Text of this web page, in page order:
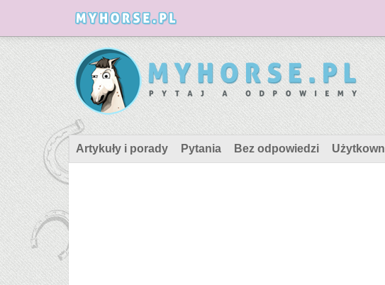
Artykuły i porady Pytania Bez odpowiedzi